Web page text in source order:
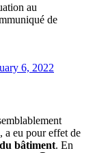
au
de
6, 2022
a eu pour effet de
bâtiment. En